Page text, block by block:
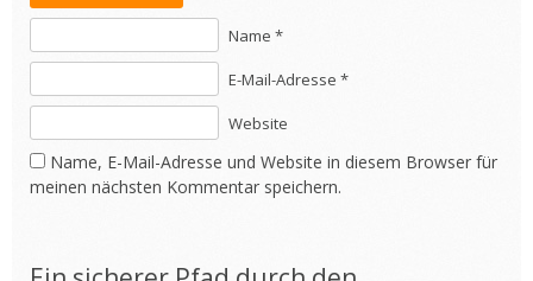
Name *
E-Mail-Adresse *
Website
Name, E-Mail-Adresse und Website in diesem Browser für
meinen nächsten Kommentar speichern.